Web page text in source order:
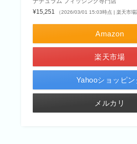
¥15,251
（2026/03/01 15:03時点 | 楽天市場
Amazon
楽天市場
Yahooショッピン
メルカリ